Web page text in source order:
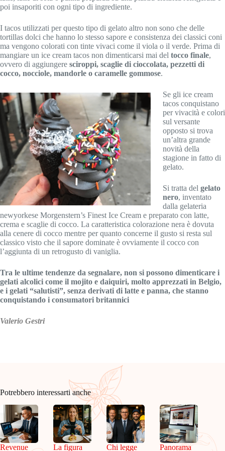
poi insaporiti con ogni tipo di ingrediente.
I tacos utilizzati per questo tipo di gelato altro non sono che delle
tortillas dolci che hanno lo stesso sapore e consistenza dei classici coni
ma vengono colorati con tinte vivaci come il viola o il verde. Prima di
mangiare un ice cream tacos non dimenticarsi mai del tocco finale,
ovvero di aggiungere sciroppi, scaglie di cioccolata, pezzetti di
cocco, nocciole, mandorle o caramelle gommose.
Se gli ice cream
tacos conquistano
per vivacità e colori
sul versante
opposto si trova
un’altra grande
novità della
stagione in fatto di
gelato.
Si tratta del gelato
nero, inventato
dalla gelateria
newyorkese Morgenstern’s Finest Ice Cream e preparato con latte,
crema e scaglie di cocco. La caratteristica colorazione nera è dovuta
alla cenere di cocco mentre per quanto concerne il gusto si resta sul
classico visto che il sapore dominate è ovviamente il cocco con
l’aggiunta di un retrogusto di vaniglia.
Tra le ultime tendenze da segnalare, non si possono dimenticare i
gelati alcolici come il mojito e daiquiri, molto apprezzati in Belgio,
e i gelati “salutisti”, senza derivati di latte e panna, che stanno
conquistando i consumatori britannici
Valerio Gestri
Potrebbero interessarti anche
Revenue
La figura
Chi legge
Panorama